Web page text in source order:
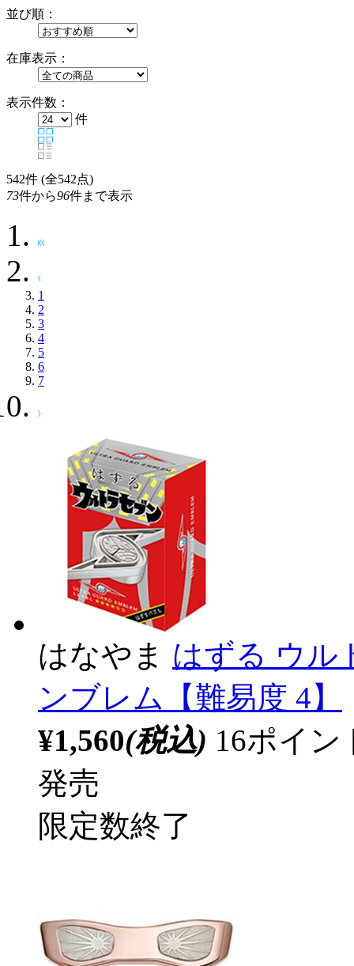
並び順：
在庫表示：
表示件数：
件
542件 (全542点)
73件から96件まで表示
1
2
3
4
5
6
7
はなやま はずる ウル
ンブレム【難易度 4】
¥1,560(税込) 16ポイ
発売
限定数終了